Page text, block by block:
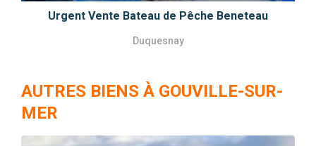
Urgent Vente Bateau de Pêche Beneteau
Duquesnay
AUTRES BIENS À GOUVILLE-SUR-
MER